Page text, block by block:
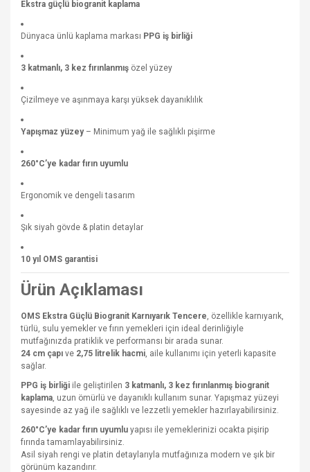
Ekstra güçlü biogranit kaplama
Dünyaca ünlü kaplama markası PPG iş birliği
3 katmanlı, 3 kez fırınlanmış özel yüzey
Çizilmeye ve aşınmaya karşı yüksek dayanıklılık
Yapışmaz yüzey– Minimum yağ ile sağlıklı pişirme
260°C’ye kadar fırın uyumlu
Ergonomik ve dengeli tasarım
Şık siyah gövde & platin detaylar
10 yıl OMS garantisi
Ürün Açıklaması
OMS Ekstra Güçlü Biogranit Karnıyarık Tencere, özellikle karnıyarık,
türlü, sulu yemekler ve fırın yemekleri için ideal derinliğiyle
mutfağınızda pratiklik ve performansı bir arada sunar.
24 cm çapı ve 2,75 litrelik hacmi, aile kullanımı için yeterli kapasite
sağlar.
PPG iş birliği ile geliştirilen 3 katmanlı, 3 kez fırınlanmış biogranit
kaplama, uzun ömürlü ve dayanıklı kullanım sunar. Yapışmaz yüzeyi
sayesinde az yağ ile sağlıklı ve lezzetli yemekler hazırlayabilirsiniz.
260°C’ye kadar fırın uyumlu yapısı ile yemeklerinizi ocakta pişirip
fırında tamamlayabilirsiniz.
Asil siyah rengi ve platin detaylarıyla mutfağınıza modern ve şık bir
görünüm kazandırır.